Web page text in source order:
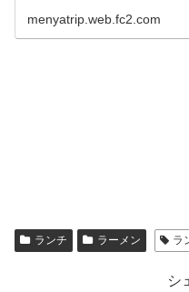
menyatrip.web.fc2.com
ランチ ラーメン ラ
シ